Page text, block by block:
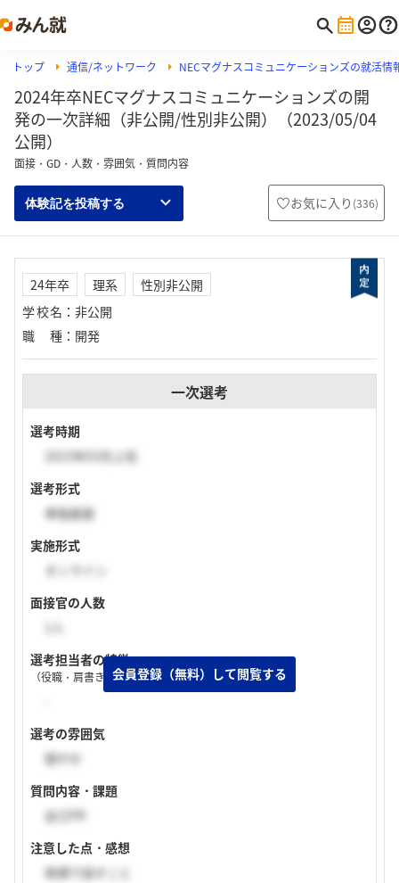
トップ 通信/ネットワーク NECマグナスコミュニケーションズの就活情
2024年卒NECマグナスコミュニケーションズの開
発の一次詳細（非公開/性別非公開）（2023/05/04
公開）
面接・GD・人数・雰囲気・質問内容
体験記を投稿する お気に入り (336)
24年卒 理系
性別非公開
学校名 ： 非公開
職種 ： 開発
一次選考
選考時期
2023年03月上旬
選考形式
単独面接
実施形式
オンライン
面接官の人数
選考担当者の特徴
（役職・肩書き・入社年次など）
選考の雰囲気
穏やか
質問内容・課題
自己PR
注意した点・感想
笑顔で話すこと